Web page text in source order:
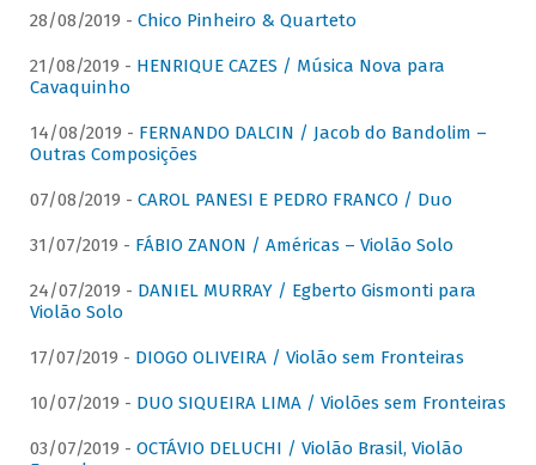
28/08/2019 - Chico Pinheiro & Quarteto
21/08/2019 - HENRIQUE CAZES / Música Nova para
Cavaquinho
14/08/2019 - FERNANDO DALCIN / Jacob do Bandolim –
Outras Composições
07/08/2019 - CAROL PANESI E PEDRO FRANCO / Duo
31/07/2019 - FÁBIO ZANON / Américas – Violão Solo
24/07/2019 - DANIEL MURRAY / Egberto Gismonti para
Violão Solo
17/07/2019 - DIOGO OLIVEIRA / Violão sem Fronteiras
10/07/2019 - DUO SIQUEIRA LIMA / Violões sem Fronteiras
03/07/2019 - OCTÁVIO DELUCHI / Violão Brasil, Violão